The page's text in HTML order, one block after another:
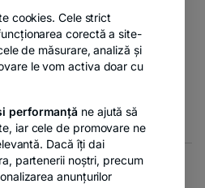
cookies. Cele strict
corectă a site-
de măsurare, analiză și
le vom activa doar cu
performanță ne ajută să
iar cele de promovare ne
Dacă îți dai
partenerii noștri, precum
anunțurilor